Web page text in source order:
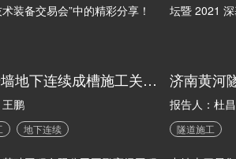
装备交易会”中的精彩分享！
坛暨 2021
深入岩墙地下连续成槽施工关键技术的应用研究
鹏
地下连续
济南黄河
报告人：杜
隧道施工